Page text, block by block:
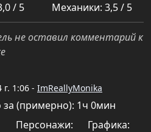
/ 5
Механики: 3,5 / 5
не оставил комментарий к
1:06 - ImReallyMonika
(примерно): 1ч 0мин
Персонажи:
Графика: